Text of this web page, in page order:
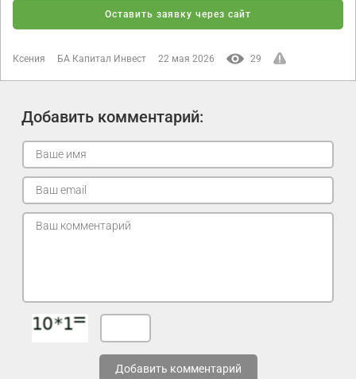
Оставить заявку через сайт
Ксения БА Капитал Инвест 22 мая 2026 29
Добавить комментарий:
Добавить комментарий